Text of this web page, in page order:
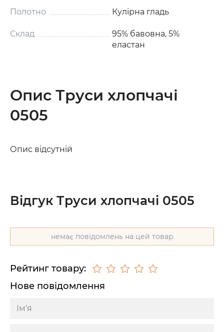
Полотно Кулірна гладь
Склад
95% бавовна, 5%
еластан
Опис Труси хлопчачі
0505
Опис відсутній
Відгук Труси хлопчачі 0505
немає повідомлень на цей товар
Рейтинг товару:
Нове повідомлення